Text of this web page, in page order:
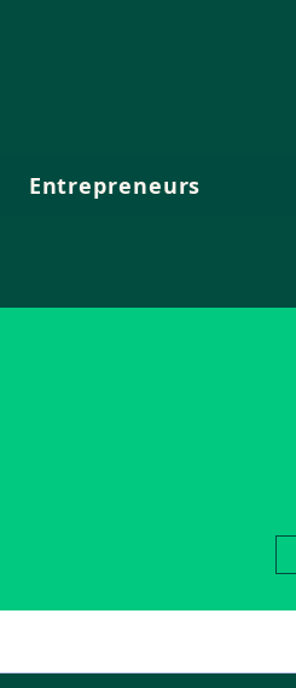
Entrepreneurs